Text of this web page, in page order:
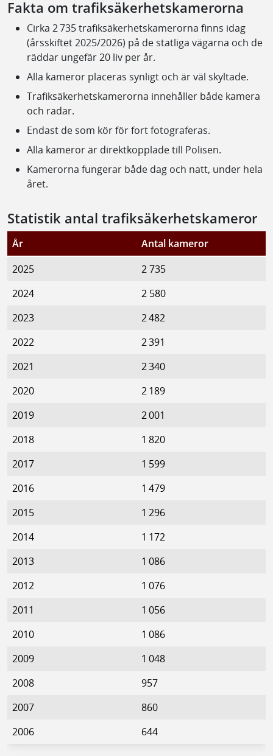
Fakta om trafiksäkerhetskamerorna
Cirka 2 735 trafiksäkerhetskamerorna finns idag
(årsskiftet 2025/2026) på de statliga vägarna och de
räddar ungefär 20 liv per år.
Alla kameror placeras synligt och är väl skyltade.
Trafiksäkerhetskamerorna innehåller både kamera
och radar.
Endast de som kör för fort fotograferas.
Alla kameror är direktkopplade till Polisen.
Kamerorna fungerar både dag och natt, under hela
året.
Statistik antal trafiksäkerhetskameror
År
Antal kameror
2025
2 735
2024
2 580
2023
2 482
2022
2 391
2021
2 340
2020
2 189
2019
2 001
2018
1 820
2017
1 599
2016
1 479
2015
1 296
2014
1 172
2013
1 086
2012
1 076
2011
1 056
2010
1 086
2009
1 048
2008
957
2007
860
2006
644